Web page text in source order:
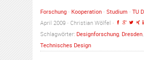
Forschung · Kooperation · Studium · TU
April 2009 · Christian Wölfel ·
Schlagwörter: Designforschung Dresden
Technisches Design